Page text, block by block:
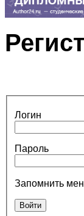
Логин
Пароль
Запомнить